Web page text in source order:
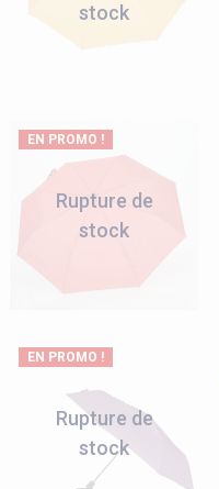
stock
Rupture de
stock
EN PROMO !
Rupture de
stock
EN PROMO !